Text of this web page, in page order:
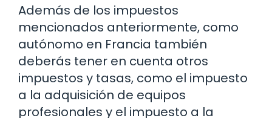
Además de los impuestos
mencionados anteriormente, como
autónomo en Francia también
deberás tener en cuenta otros
impuestos y tasas, como el impuesto
a la adquisición de equipos
profesionales y el impuesto a la